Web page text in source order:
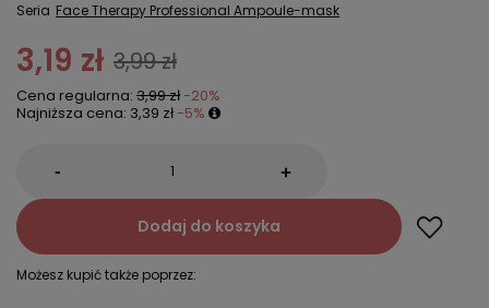
Seria Face Therapy Professional Ampoule-mask
3,19 zł 3,99 zł
Cena regularna: 3,99 zł -20%
Najniższa cena: 3,39 zł -5%
- +
Dodaj do koszyka
Możesz kupić także poprzez: